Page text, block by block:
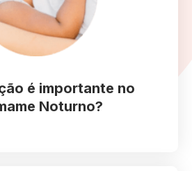
é importante no
Noturno?
quais alimentos atrapalham o sono,
o sono do seu Bebê.